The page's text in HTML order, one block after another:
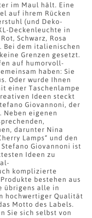
im Maul hält. Eine
auf ihrem Rücken
(und Deko-
Deckenleuchte in
Schwarz, Rosa
Bei dem italienischen
Grenzen gesetzt.
auf humorvoll-
haben: Sie
Oder wurde Ihnen
einer Taschenlampe
Ideen steckt
Giovannoni, der
Neben eigenen
darunter Nina
Lamps“ und den
Giovannoni ist
Ideen zu
komplizierte
bestehen aus
übrigens alle in
hochwertiger Qualität
Motto des Labels.
Sie sich selbst von